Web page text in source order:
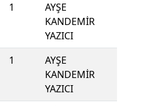
1
AYŞE
KANDEMİR
YAZICI
1
AYŞE
KANDEMİR
YAZICI